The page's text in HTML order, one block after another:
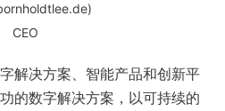
CEO
解决方案、智能产品和创新平
的数字解决方案，以可持续的